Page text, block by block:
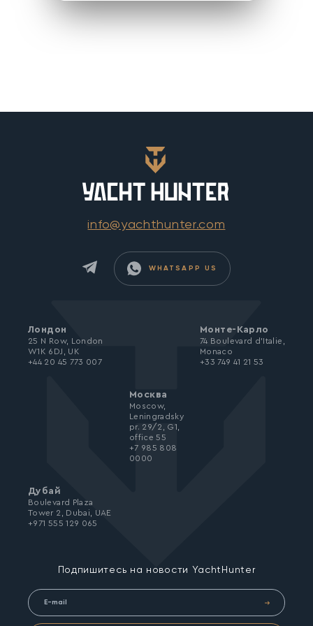
info@yachthunter.com
WHATSAPP US
Подпишитесь на новости YachtHunter
Лондон
25 N Row, London
W1K 6DJ, UK
+44 20 45 773 007
Монте-Карло
74 Boulevard d’Italie,
Monaco
+33 749 41 21 53
Москва
Moscow,
Leningradsky
pr. 29/2, G1,
office 55
+7 985 808
0000
Дубай
Boulevard Plaza
Tower 2, Dubai, UAE
+971 555 129 065